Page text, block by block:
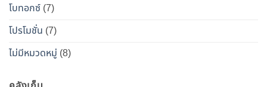
โบทอกซ์ (7)
โปรโมชั่น (7)
ไม่มีหมวดหมู่ (8)